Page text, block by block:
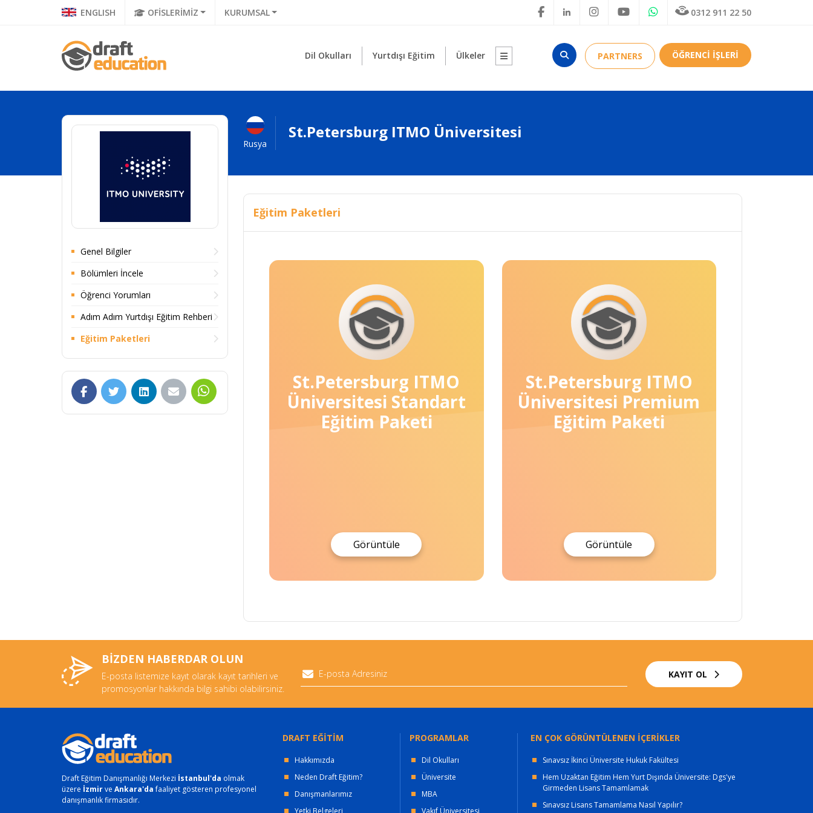
ENGLISH OFİSLERİMİZ KURUMSAL 0312 911 22 50
Dil Okulları Yurtdışı Eğitim Ülkeler PARTNERS ÖĞRENCİ İŞLERİ
Rusya
St.Petersburg ITMO Üniversitesi
Genel Bilgiler
Bölümleri İncele
Öğrenci Yorumları
Adım Adım Yurtdışı Eğitim Rehberi
Eğitim Paketleri
Eğitim Paketleri
St.Petersburg ITMO
Üniversitesi Standart
Eğitim Paketi
Görüntüle
St.Petersburg ITMO
Üniversitesi Premium
Eğitim Paketi
Görüntüle
BİZDEN HABERDAR OLUN
E-posta listemize kayıt olarak kayıt tarihleri ve
promosyonlar hakkında bilgi sahibi olabilirsiniz.
KAYIT OL
Draft Eğitim Danışmanlığı Merkezi İstanbul'da olmak
üzere İzmirve Ankara'dafaaliyet gösteren profesyonel
danışmanlık firmasıdır.
DRAFT EĞİTİM
Hakkımızda
Neden Draft Eğitim?
Danışmanlarımız
Yetki Belgeleri
PROGRAMLAR
Dil Okulları
Üniversite
MBA
Vakıf Üniversitesi
EN ÇOK GÖRÜNTÜLENEN İÇERİKLER
Sınavsız İkinci Üniversite Hukuk Fakültesi
Hem Uzaktan Eğitim Hem Yurt Dışında Üniversite: Dgs'ye
Girmeden Lisans Tamamlamak
Sınavsız Lisans Tamamlama Nasıl Yapılır?